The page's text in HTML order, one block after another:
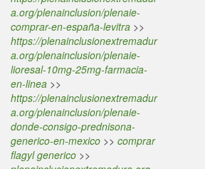
a.org/plenainclusion/plenaie-
comprar-en-españa-levitra >>
https://plenainclusionextremadur
a.org/plenainclusion/plenaie-
lioresal-10mg-25mg-farmacia-
en-linea >>
https://plenainclusionextremadur
a.org/plenainclusion/plenaie-
donde-consigo-prednisona-
generico-en-mexico >> comprar
flagyl generico >>